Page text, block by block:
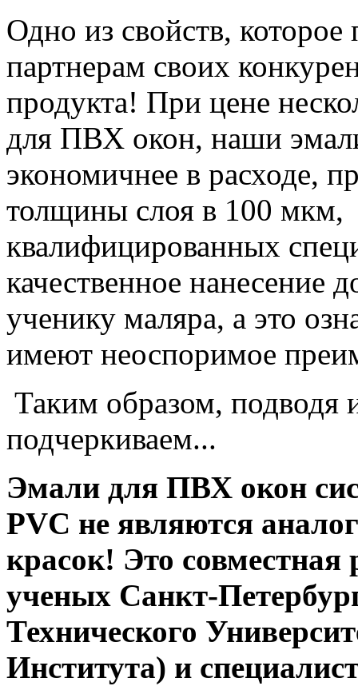
Одно из свойств,
партнерам своих
продукта! При цене
для ПВХ окон, наши
экономичнее в расходе,
толщины слоя в 100 мкм,
квалифицированных
качественное нанесение
ученику маляра, а это
имеют неоспоримое
Таким образом, подводя
подчеркиваем...
Эмали для ПВХ окон
PVC не являются
красок! Это совместная
ученых Санкт-
Технического
Института) и